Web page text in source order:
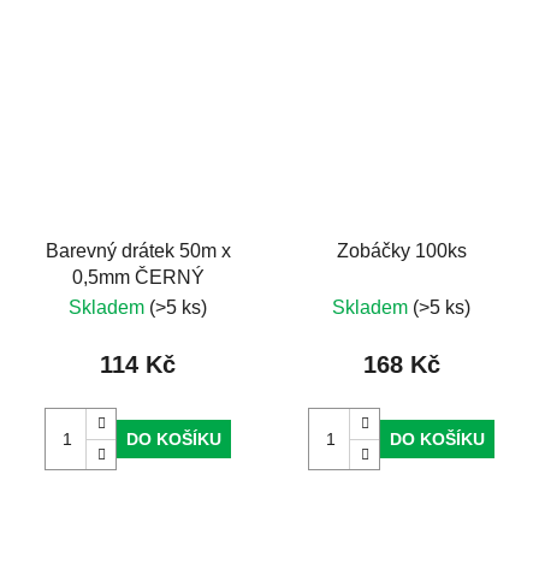
Barevný drátek 50m x
0,5mm ČERNÝ
Skladem (>5 ks)
114 Kč
DO KOŠÍKU
Zobáčky 100ks
Skladem (>5 ks)
168 Kč
DO KOŠÍKU